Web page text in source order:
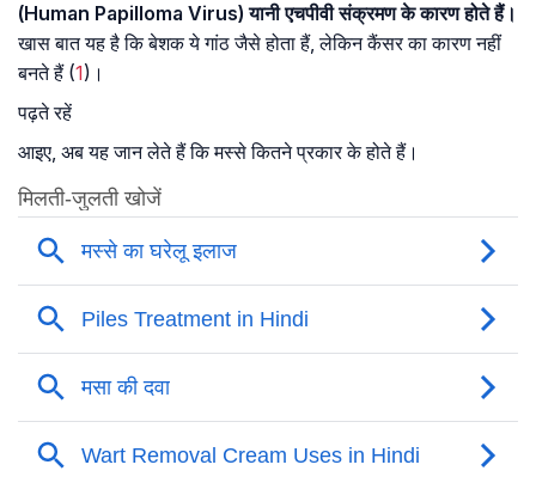
(Human Papilloma Virus) यानी एचपीवी संक्रमण के कारण होते हैं।
खास बात यह है कि बेशक ये गांठ जैसे होता हैं, लेकिन कैंसर का कारण नहीं
बनते हैं (1)।
पढ़ते रहें
आइए, अब यह जान लेते हैं कि मस्से कितने प्रकार के होते हैं।